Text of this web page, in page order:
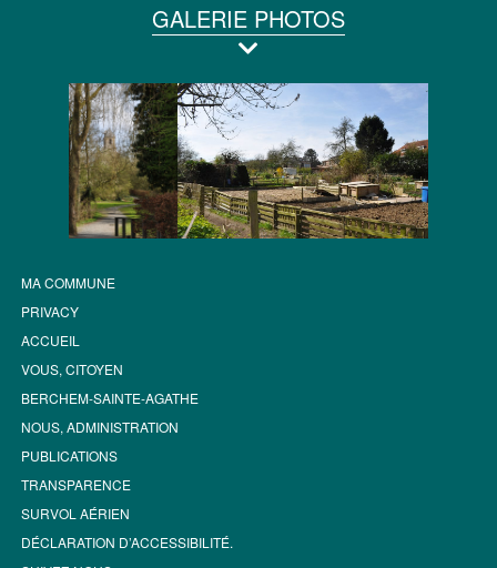
GALERIE PHOTOS
MA COMMUNE
PRIVACY
ACCUEIL
VOUS, CITOYEN
BERCHEM-SAINTE-AGATHE
NOUS, ADMINISTRATION
PUBLICATIONS
TRANSPARENCE
SURVOL AÉRIEN
DÉCLARATION D’ACCESSIBILITÉ.